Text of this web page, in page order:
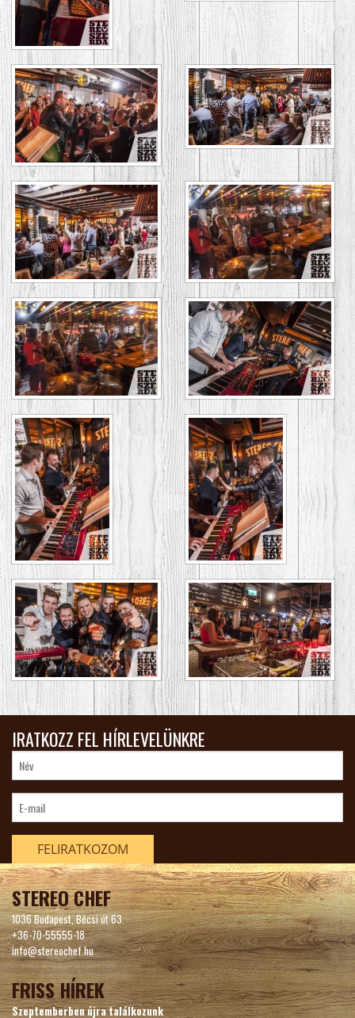
IRATKOZZ FEL HÍRLEVELÜNKRE
FELIRATKOZOM
STEREO CHEF
1036 Budapest, Bécsi út 63.
+36-70-55555-18
info@stereochef.hu
FRISS HÍREK
Szeptemberben újra találkozunk